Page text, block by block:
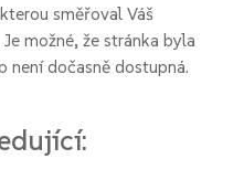
směřoval Váš
možné, že stránka byla
není dočasně dostupná.